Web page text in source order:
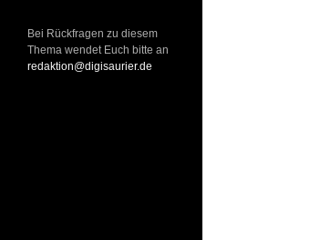
Bei Rückfragen zu diesem
Thema wendet Euch bitte an
redaktion@digisaurier.de